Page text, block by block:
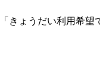
きょうだい利用希